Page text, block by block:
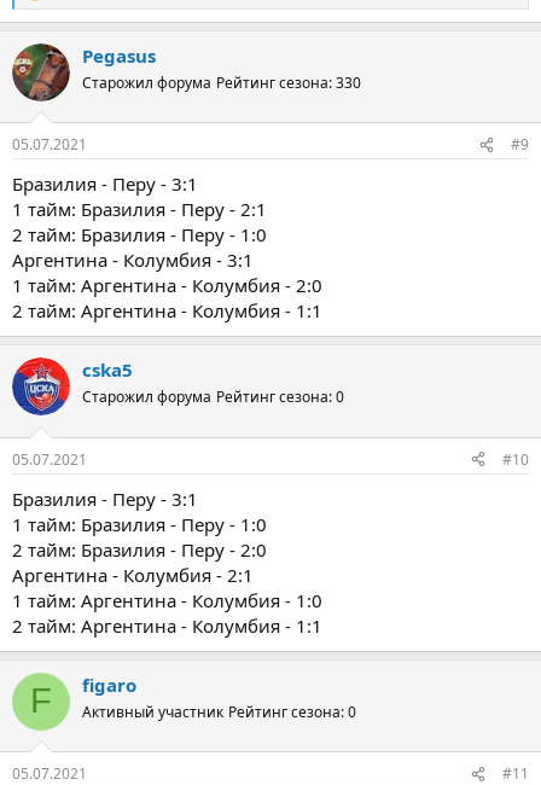
е
к
ц
и
Pegasus
Старожил форума Рейтинг сезона: 330
05.07.2021 #9
Бразилия - Перу - 3:1
1 тайм: Бразилия - Перу - 2:1
2 тайм: Бразилия - Перу - 1:0
Аргентина - Колумбия - 3:1
1 тайм: Аргентина - Колумбия - 2:0
2 тайм: Аргентина - Колумбия - 1:1
cska5
Старожил форума Рейтинг сезона: 0
05.07.2021 #10
Бразилия - Перу - 3:1
1 тайм: Бразилия - Перу - 1:0
2 тайм: Бразилия - Перу - 2:0
Аргентина - Колумбия - 2:1
1 тайм: Аргентина - Колумбия - 1:0
2 тайм: Аргентина - Колумбия - 1:1
F figaro
Активный участник Рейтинг сезона: 0
05.07.2021 #11